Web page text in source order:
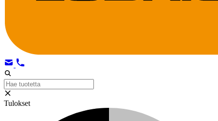
Tulokset